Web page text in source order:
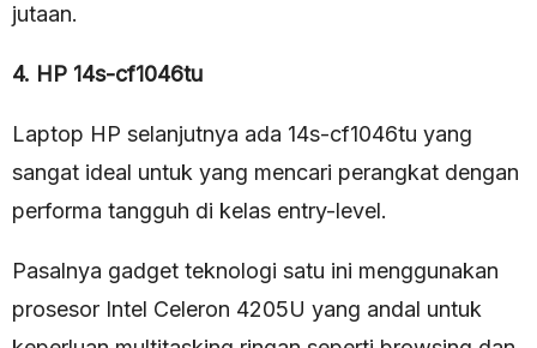
jutaan.
4. HP 14s-cf1046tu
Laptop HP selanjutnya ada 14s-cf1046tu yang
sangat ideal untuk yang mencari perangkat dengan
performa tangguh di kelas entry-level.
Pasalnya gadget teknologi satu ini menggunakan
prosesor Intel Celeron 4205U yang andal untuk